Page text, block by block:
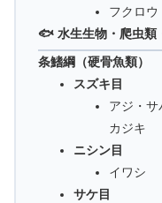
フクロウ
🐟 水生生物・爬虫類
条鰭綱（硬骨魚類）
スズキ目
アジ・サ
カジキ
ニシン目
イワシ
サケ目